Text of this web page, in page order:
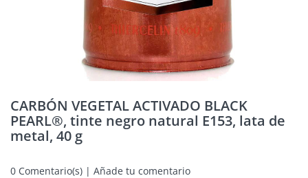
CARBÓN VEGETAL ACTIVADO BLACK
PEARL®, tinte negro natural E153, lata de
metal, 40 g
0 Comentario(s) | Añade tu comentario